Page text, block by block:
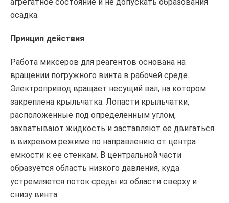
осадка.
Принцип действия
Работа миксеров для реагентов основана на
вращении погружного винта в рабочей среде.
Электропривод вращает несущий вал, на котором
закреплена крыльчатка. Лопасти крыльчатки,
расположенные под определенным углом,
захватывают жидкость и заставляют ее двигаться
в вихревом режиме по направлению от центра
емкости к ее стенкам. В центральной части
образуется область низкого давления, куда
устремляется поток среды из области сверху и
снизу винта.